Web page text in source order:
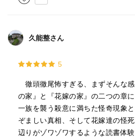
久能整さん
5
徹頭徹尾怖すぎる、まずそんな
の家』と『花嫁の家』の二つの章
一族を襲う殺意に満ちた怪奇現象
ぞましい真相、そして花嫁達の怪
辺りがゾワゾワするような読書体